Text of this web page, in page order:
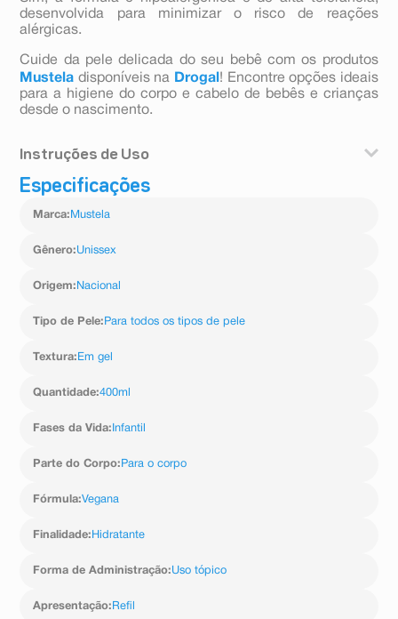
desenvolvida para minimizar o risco de reações
alérgicas.
Cuide da pele delicada do seu bebê com os produtos
Mustela disponíveis na Drogal ! Encontre opções ideais
para a higiene do corpo e cabelo de bebês e crianças
desde o nascimento.
Instruções de Uso
1. Corte a ponta do refil com cuidado.
produto.
4. Pressione a válvula pump para aplicar o Gel Lavante
couro cabeludo do bebê, e enxágue bem.
dobrinhas, como as da área da fralda, coxas, axilas e
Especificações
Marca: Mustela
Gênero:Unissex
Origem: Nacional
Tipo de Pele: Para todos os tipos de pele
Textura: Em gel
Quantidade:400ml
Fases da Vida: Infantil
Parte do Corpo: Para o corpo
Fórmula:Vegana
Finalidade: Hidratante
Forma de Administração:Uso tópico
Apresentação: Refil